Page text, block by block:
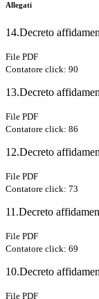
Allegati
14.Decreto
File PDF
Contatore click: 90
13.Decreto
File PDF
Contatore click: 86
12.Decreto
File PDF
Contatore click: 73
11.Decreto
File PDF
Contatore click: 69
10.Decreto
File PDF